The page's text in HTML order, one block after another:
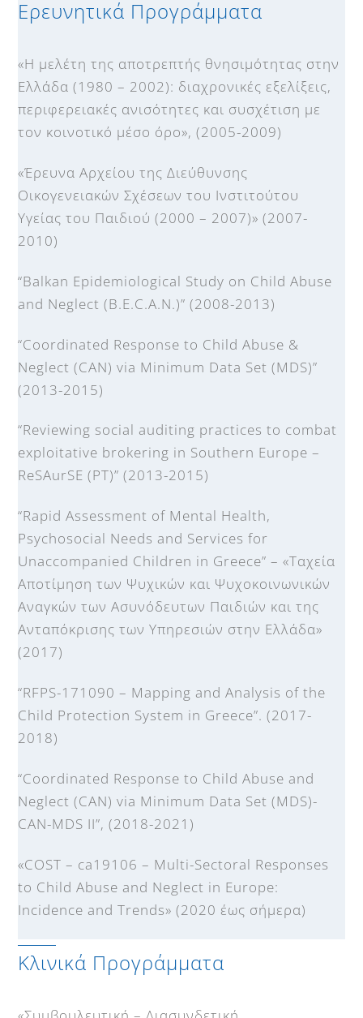
Ερευνητικά Προγράμματα
«Η μελέτη της αποτρεπτής θνησιμότητας στην
Ελλάδα (1980 – 2002): διαχρονικές εξελίξεις,
περιφερειακές ανισότητες και συσχέτιση με
τον κοινοτικό μέσο όρο», (2005-2009)
«Έρευνα Αρχείου της Διεύθυνσης
Οικογενειακών Σχέσεων του Ινστιτούτου
Υγείας του Παιδιού (2000 – 2007)» (2007-
2010)
“Balkan Epidemiological Study on Child Abuse
and Neglect (B.E.C.A.N.)” (2008-2013)
“Coordinated Response to Child Abuse &
Neglect (CAN) via Minimum Data Set (MDS)”
(2013-2015)
“Reviewing social auditing practices to combat
exploitative brokering in Southern Europe –
ReSAurSE (PT)” (2013-2015)
“Rapid Assessment of Mental Health,
Psychosocial Needs and Services for
Unaccompanied Children in Greece” – «Ταχεία
Αποτίμηση των Ψυχικών και Ψυχοκοινωνικών
Αναγκών των Ασυνόδευτων Παιδιών και της
Ανταπόκρισης των Υπηρεσιών στην Ελλάδα»
(2017)
“RFPS-171090 – Mapping and Analysis of the
Child Protection System in Greece”. (2017-
2018)
“Coordinated Response to Child Abuse and
Neglect (CAN) via Minimum Data Set (MDS)-
CAN-MDS II”, (2018-2021)
«COST – ca19106 – Multi-Sectoral Responses
to Child Abuse and Neglect in Europe:
Incidence and Trends» (2020 έως σήμερα)
Κλινικά Προγράμματα